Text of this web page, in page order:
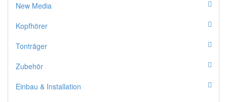
New Media
Kopfhörer
Tonträger
Zubehör
Einbau & Installation